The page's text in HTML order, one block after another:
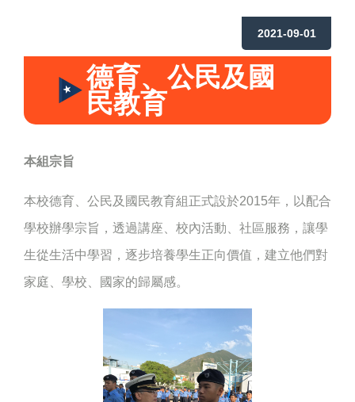
2021-09-01
德育、公民及國
民教育
本組宗旨
本校德育、公民及國民教育組正式設於2015年，以配合
學校辦學宗旨，透過講座、校內活動、社區服務，讓學
生從生活中學習，逐步培養學生正向價值，建立他們對
家庭、學校、國家的歸屬感。